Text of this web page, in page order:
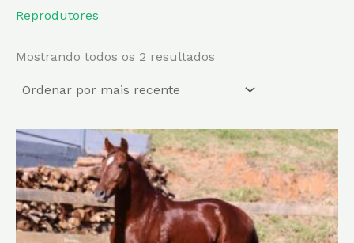
Reprodutores
Mostrando todos os 2 resultados